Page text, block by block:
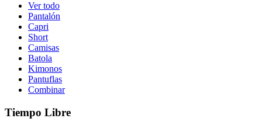
Ver todo
Pantalón
Capri
Short
Camisas
Batola
Kimonos
Pantuflas
Combinar
Tiempo Libre